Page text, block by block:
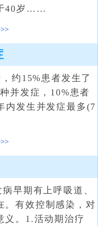
40岁……
约15%患者发生了
并发症，10%患者
内发生并发症最多(7
期有上呼吸道、
。有效控制感染，对
义。1.活动期治疗